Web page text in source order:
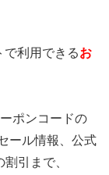
利用できるお
ポンコードの
ール情報、公式
引まで、